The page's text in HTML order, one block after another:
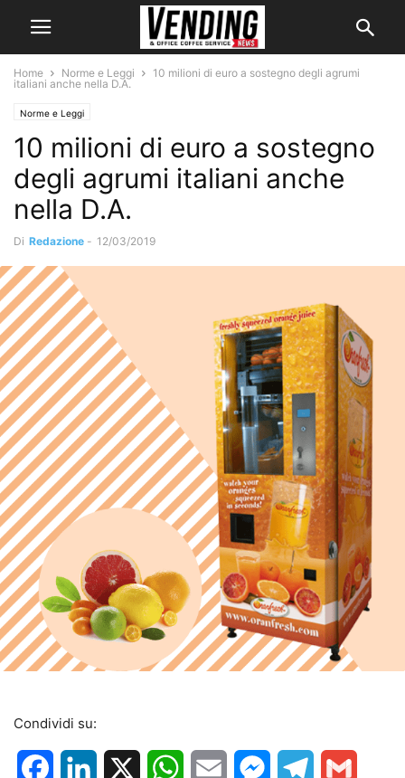
Home Norme e Leggi
10 milioni di euro a sostegno degli agrumi
italiani anche nella D.A.
Norme e Leggi
10 milioni di euro a sostegno
degli agrumi italiani anche
nella D.A.
Di Redazione - 12/03/2019
Condividi su:
FacebookLinkedIn WhatsApp
Email MessengerTelegram